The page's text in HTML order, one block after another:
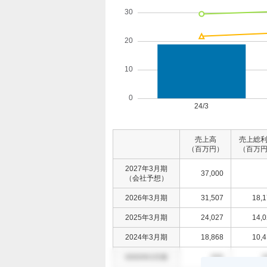
売上高
（百万円）
売上総
（百万
2027年3月期
（会社予想）
37,000
2026年3月期 31,507
2025年3月期 24,027
2024年3月期 18,868
000